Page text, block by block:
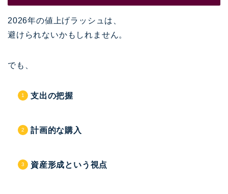
2026年の値上げラッシュは、
避けられないかもしれません。
でも、
支出の把握
計画的な購入
資産形成という視点